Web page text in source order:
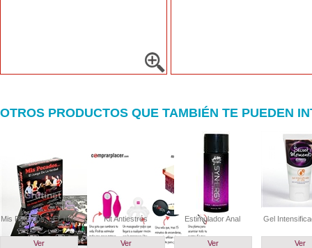
OTROS PRODUCTOS QUE TAMBIÉN TE PUEDEN
Mis Pecados... El Ju...
Ver
Kit Antiestrés
Ver
Estimulador Anal
Ver
Gel
Ver